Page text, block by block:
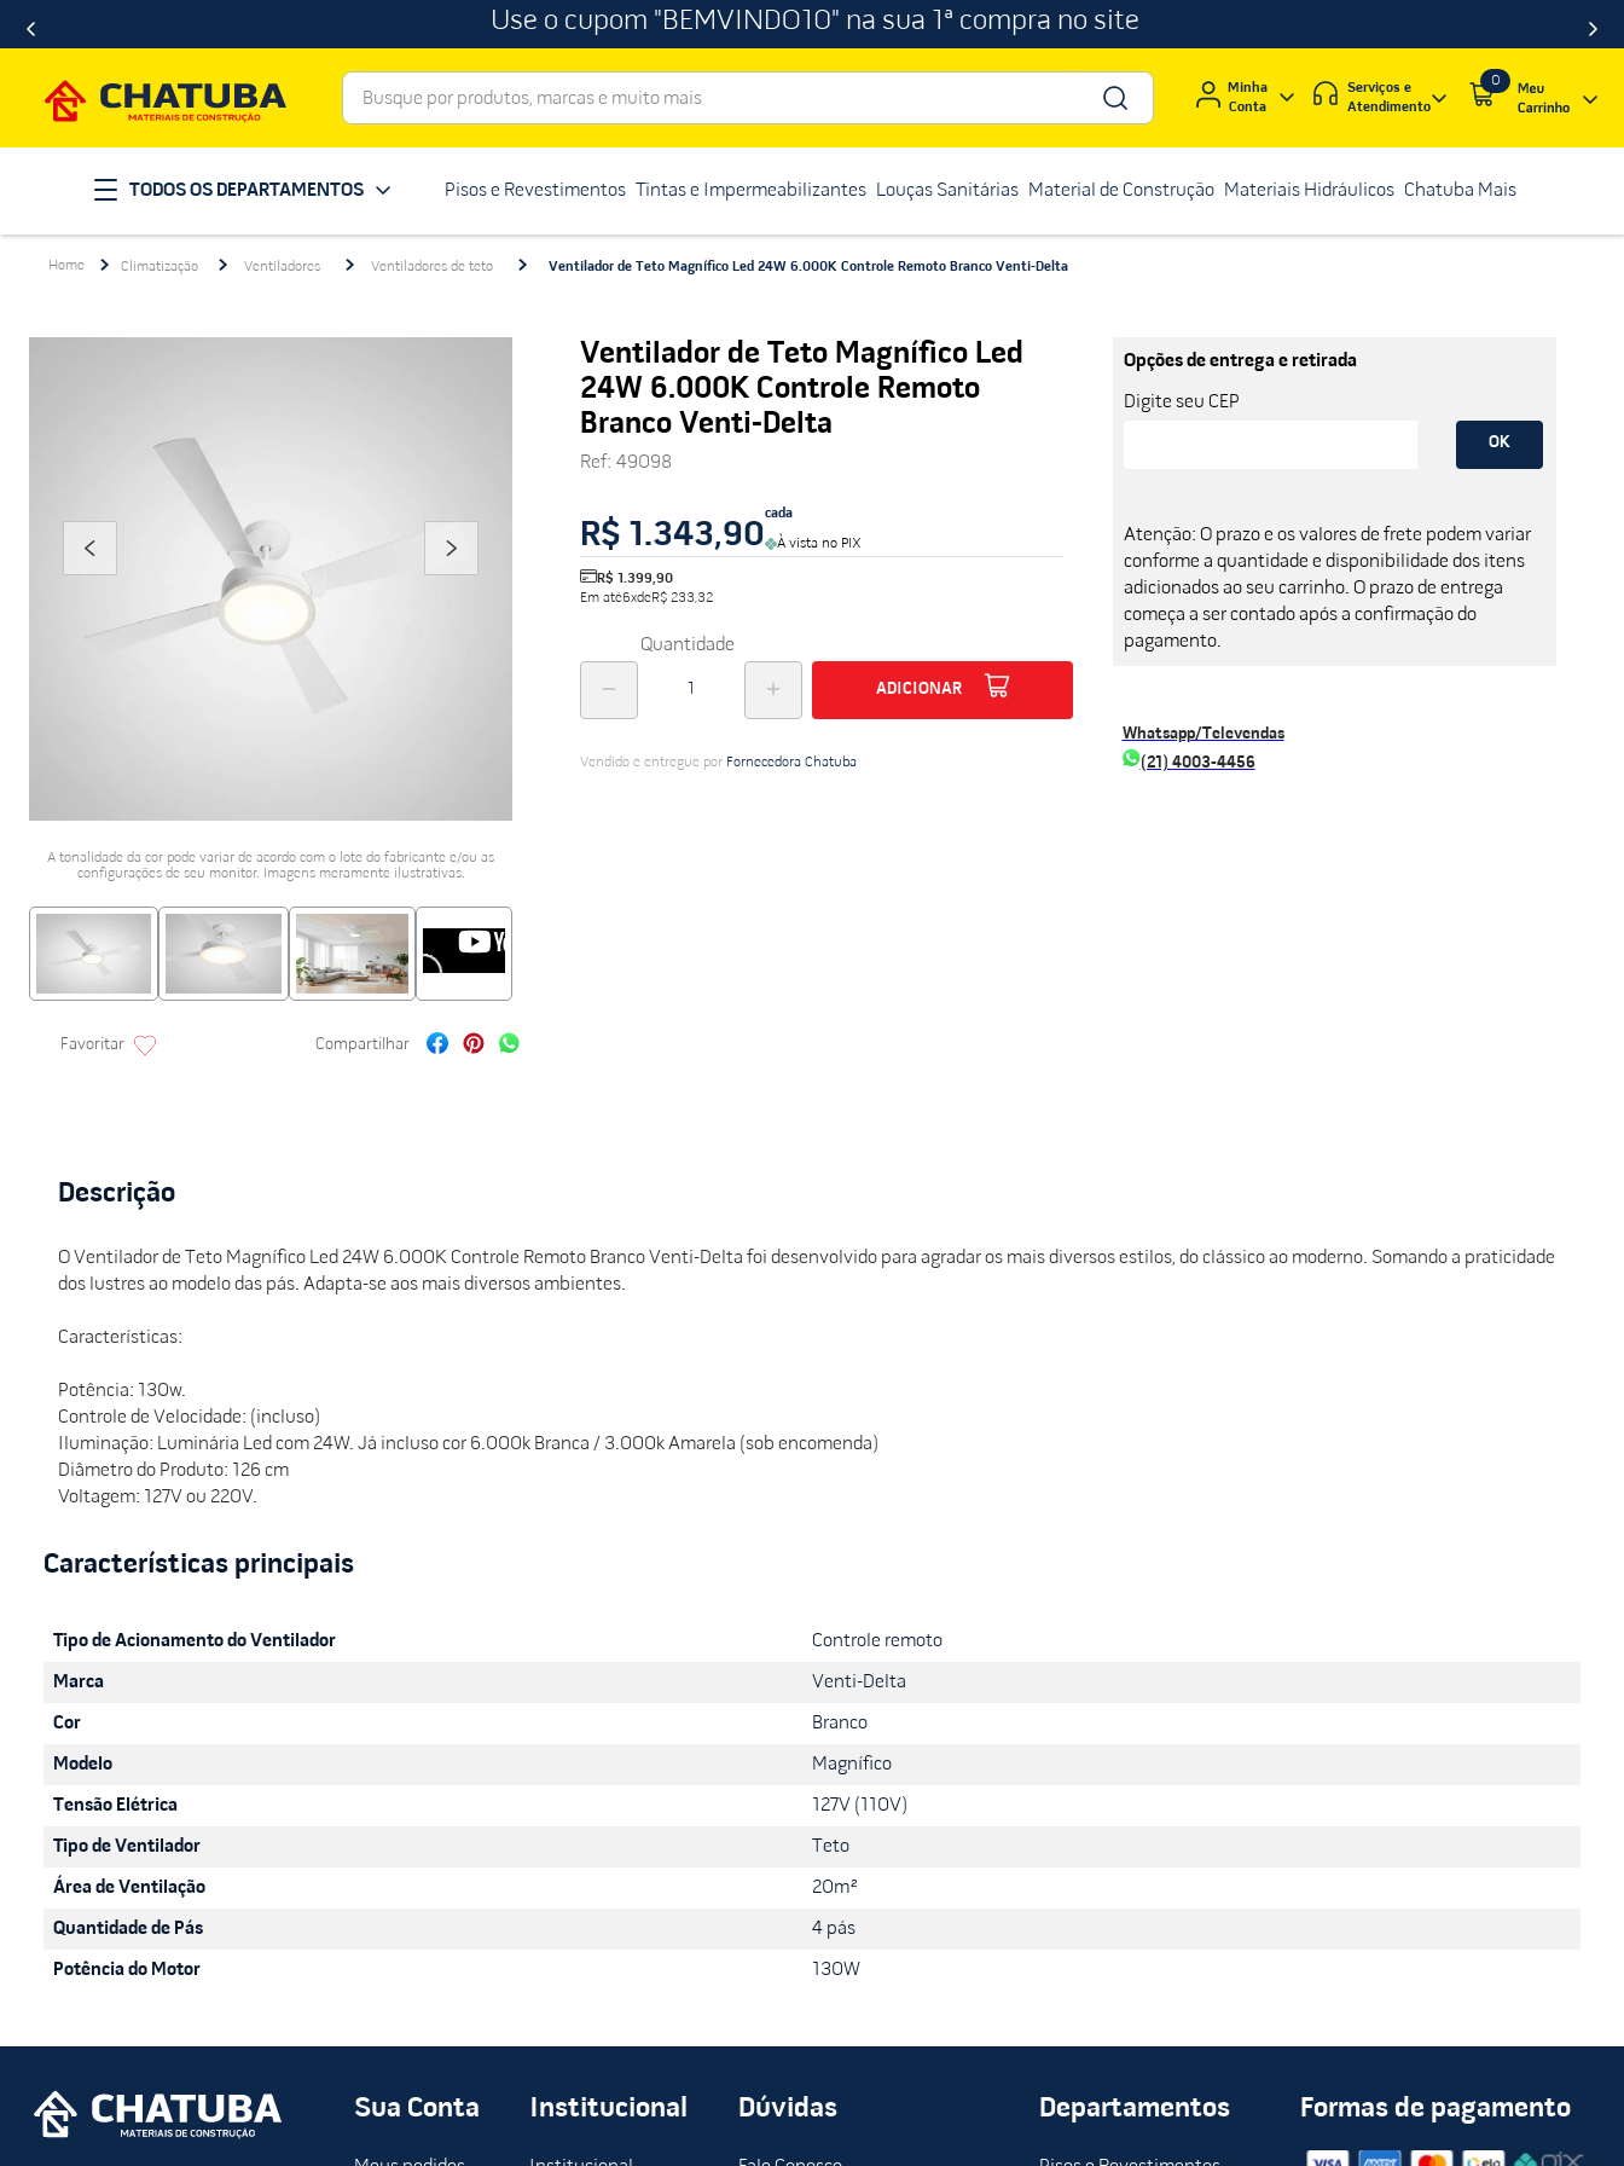
Use o cupom "BEMVINDO10" na sua 1ª compra no site
Busque por produtos, marcas e muito mais
Minha
Conta
Serviços e
Atendimento
0
TODOS OS DEPARTAMENTOS Pisos e Revestimentos Tintas e Impermeabilizantes Louças Sanitárias Material de Construção Materiais Hidráulicos Chatuba Mais
Climatização Ventiladores Ventiladores de teto Ventilador de Teto Magnífico Led 24W 6.000K Controle Remoto Branco Venti-Delta
A tonalidade da cor pode variar de acordo com o lote do fabricante e/ou as
configurações de seu monitor. Imagens meramente ilustrativas.
Ventilador de Teto Magnífico Led
24W 6.000K Controle Remoto
Branco Venti-Delta
Ref: 49098
R$ 1.343,90
cada
À vista no PIX
R$ 1.399,90
Em até6xdeR$ 233,32
Quantidade
ADICIONAR
Vendido e entregue por Fornecedora Chatuba
Opções de entrega e retirada
Digite seu CEP
OK
Atenção: O prazo e os valores de frete podem variar
conforme a quantidade e disponibilidade dos itens
adicionados ao seu carrinho. O prazo de entrega
começa a ser contado após a confirmação do
pagamento.
Whatsapp/Televendas
(21) 4003-4456
Descrição
O Ventilador de Teto Magnífico Led 24W 6.000K Controle Remoto Branco Venti-Delta foi desenvolvido para agradar os mais diversos estilos, do clássico ao moderno. Somando a praticidade
dos lustres ao modelo das pás. Adapta-se aos mais diversos ambientes.
Características:
Potência: 130w.
Controle de Velocidade: (incluso)
Iluminação: Luminária Led com 24W. Já incluso cor 6.000k Branca / 3.000k Amarela (sob encomenda)
Diâmetro do Produto: 126 cm
Voltagem: 127V ou 220V.
Tipo de Acionamento do Ventilador Controle remoto
Marca Venti-Delta
Cor Branco
Modelo Magnífico
Tensão Elétrica 127V (110V)
Tipo de Ventilador Teto
Área de Ventilação 20m²
Quantidade de Pás 4 pás
Potência do Motor 130W
Sua Conta Institucional Dúvidas Departamentos Formas de pagamento
1º porcelanato
2º telha
porcelanato acetinado